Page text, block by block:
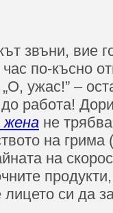
звъни, вие
по-късно
ужас!” –
до работа!
жена не
на
на
лицето си да